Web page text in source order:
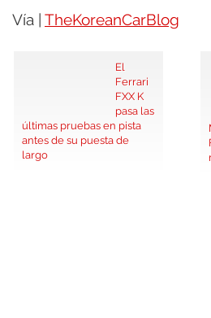
Vía | TheKoreanCarBlog
El
Ferrari
FXX K
pasa las
últimas pruebas en pista
antes de su puesta de
largo